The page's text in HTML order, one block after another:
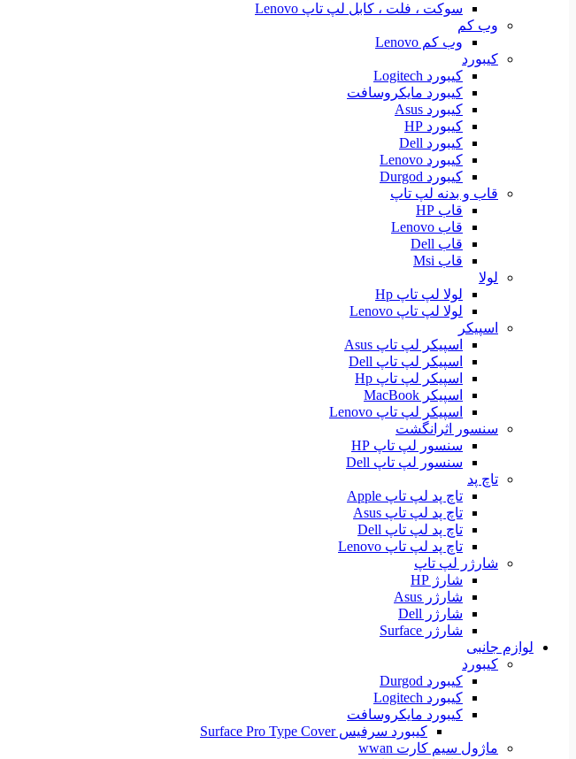
سوکت ، فلت ، کابل لپ تاپ Lenovo
وب کم
وب کم Lenovo
کیبورد
کیبورد Logitech
کیبورد مایکروسافت
کیبورد Asus
کیبورد HP
کیبورد Dell
کیبورد Lenovo
کیبورد Durgod
قاب و بدنه لپ تاپ
قاب HP
قاب Lenovo
قاب Dell
قاب Msi
لولا
لولا لپ تاپ Hp
لولا لپ تاپ Lenovo
اسپیکر
اسپیکر لپ تاپ Asus
اسپیکر لپ تاپ Dell
اسپیکر لپ تاپ Hp
اسپیکر MacBook
اسپیکر لپ تاپ Lenovo
سنسور اثرانگشت
سنسور لپ تاپ HP
سنسور لپ تاپ Dell
تاچ پد
تاچ پد لپ تاپ Apple
تاچ پد لپ تاپ Asus
تاچ پد لپ تاپ Dell
تاچ پد لپ تاپ Lenovo
شارژر لپ تاپ
شارژ HP
شارژر Asus
شارژر Dell
شارژر Surface
لوازم جانبی
کیبورد
کیبورد Durgod
کیبورد Logitech
کیبورد مایکروسافت
کیبورد سرفیس Surface Pro Type Cover
ماژول سیم کارت wwan